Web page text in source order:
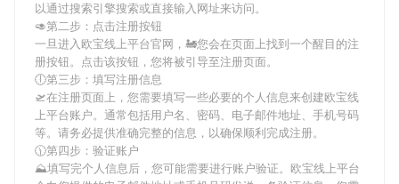
以通过搜索引擎搜索或直接输入网址来访问。
🥑第二步：点击注册按钮
一旦进入欧宝线上平台官网，🚂您会在页面上找到一个醒目的注
册按钮。点击该按钮，您将被引导至注册页面。
🕕第三步：填写注册信息
🛫在注册页面上，您需要填写一些必要的个人信息来创建欧宝线
上平台账户。通常包括用户名、密码、电子邮件地址、手机号码
等。请务必提供准确完整的信息，以确保顺利完成注册。
🕦第四步：验证账户
⛰填写完个人信息后，您可能需要进行账户验证。 欧宝线上平台